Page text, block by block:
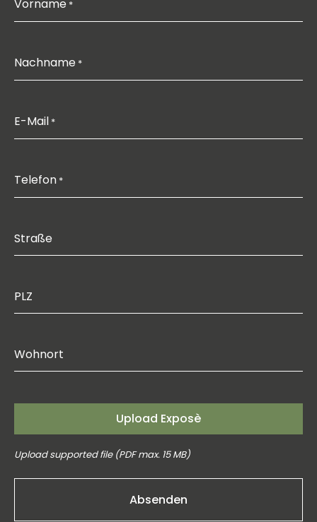
Vorname *
Nachname *
E-Mail *
Telefon *
Straße
PLZ
Wohnort
Upload Exposè
Upload supported file (PDF max. 15 MB)